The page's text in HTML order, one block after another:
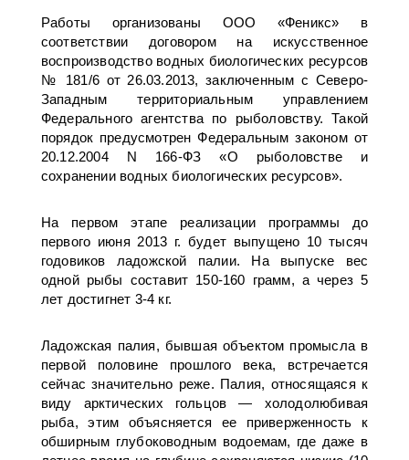
Работы организованы ООО «Феникс» в
соответствии договором на искусственное
воспроизводство водных биологических ресурсов
№ 181/6 от 26.03.2013, заключенным с Северо-
Западным территориальным управлением
Федерального агентства по рыболовству. Такой
порядок предусмотрен Федеральным законом от
20.12.2004 N 166-ФЗ «О рыболовстве и
сохранении водных биологических ресурсов».
На первом этапе реализации программы до
первого июня 2013 г. будет выпущено 10 тысяч
годовиков ладожской палии. На выпуске вес
одной рыбы составит 150-160 грамм, а через 5
лет достигнет 3-4 кг.
Ладожская палия, бывшая объектом промысла в
первой половине прошлого века, встречается
сейчас значительно реже. Палия, относящаяся к
виду арктических гольцов — холодолюбивая
рыба, этим объясняется ее приверженность к
обширным глубоководным водоемам, где даже в